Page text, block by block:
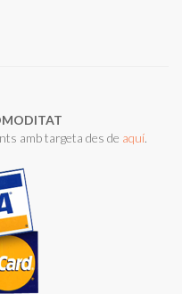
amb targeta des de aquí.